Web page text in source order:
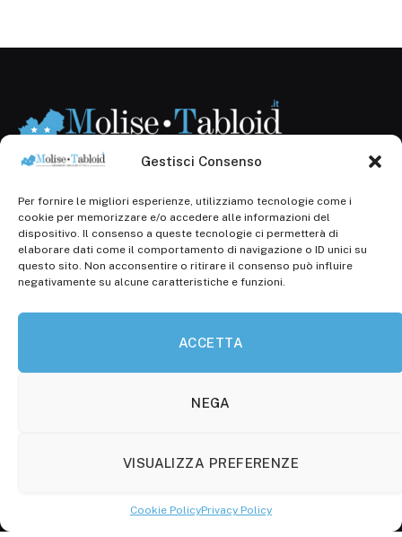
Gestisci Consenso
Per fornire le migliori esperienze, utilizziamo tecnologie come i
cookie per memorizzare e/o accedere alle informazioni del
dispositivo. Il consenso a queste tecnologie ci permetterà di
elaborare dati come il comportamento di navigazione o ID unici su
questo sito. Non acconsentire o ritirare il consenso può influire
negativamente su alcune caratteristiche e funzioni.
ACCETTA
NEGA
VISUALIZZA PREFERENZE
Cookie PolicyPrivacy Policy
Registr. presso il Tribunale di Campobasso: 3/2013 del
14.11.2013, Cron. 1254
Roc: iscrizione n° 25549 (Prot. 1138/com/15 del
30.04.2015)
P.Iva: 01707150700